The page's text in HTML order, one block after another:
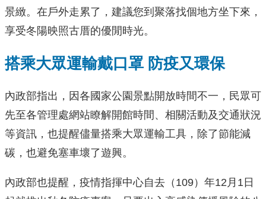
景緻。在戶外走累了，建議您到聚落找個地方坐下來，
享受冬陽映照古厝的優閒時光。
搭乘大眾運輸戴口罩 防疫又環保
內政部指出，因各國家公園景點開放時間不一，民眾可
先至各管理處網站瞭解開館時間、相關活動及交通狀況
等資訊，也提醒儘量搭乘大眾運輸工具，除了節能減
碳，也避免塞車壞了遊興。
內政部也提醒，疫情指揮中心自去（109）年12月1日